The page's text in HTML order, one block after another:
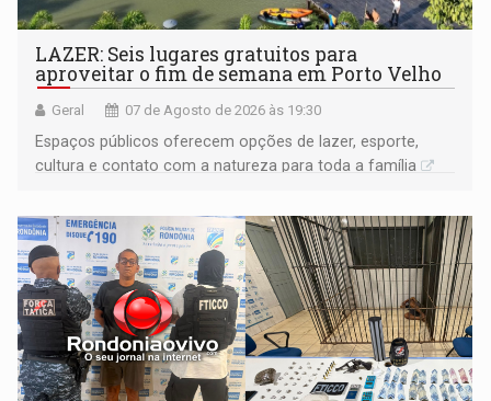
LAZER: Seis lugares gratuitos para
aproveitar o fim de semana em Porto Velho
Geral 07 de Agosto de 2026 às 19:30
Espaços públicos oferecem opções de lazer, esporte,
cultura e contato com a natureza para toda a família